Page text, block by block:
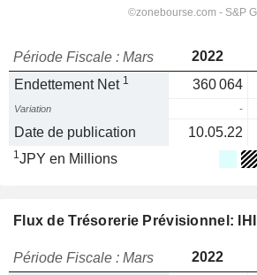
Période Fiscale : Mars 2022
Endettement Net 1 360 064
Variation -
Date de publication 10.05.22
1JPY en Millions
Flux de Trésorerie Prévisionnel:
Période Fiscale : Mars 2022